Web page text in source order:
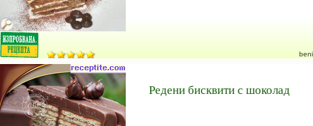
beni
Редени бисквити с шоколад